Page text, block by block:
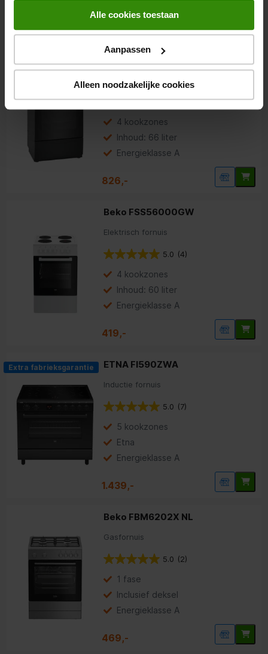
Alle cookies toestaan
Aanpassen
Alleen noodzakelijke cookies
475,-
Inductie fornuis
4.8 (72)
4 kookzones
Inhoud: 66 liter
Energieklasse A
826,-
Beko FSS56000GW
Elektrisch fornuis
5.0 (4)
4 kookzones
Inhoud: 60 liter
Energieklasse A
419,-
Extra fabrieksgarantie ETNA FI590ZWA
Inductie fornuis
5.0 (7)
5 kookzones
Etna
Energieklasse A
1.439,-
Beko FBM6202X NL
Gasfornuis
5.0 (2)
1 fase
Inclusief deksel
Energieklasse A
469,-